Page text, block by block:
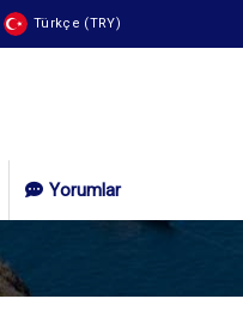
Türkçe (TRY)
Yorumlar